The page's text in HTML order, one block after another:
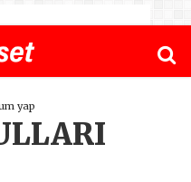
yap